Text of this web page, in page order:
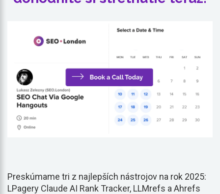
Preskúmame tri z najlepších nástrojov na rok 2025:
LPagery Claude AI Rank Tracker, LLMrefs a Ahrefs